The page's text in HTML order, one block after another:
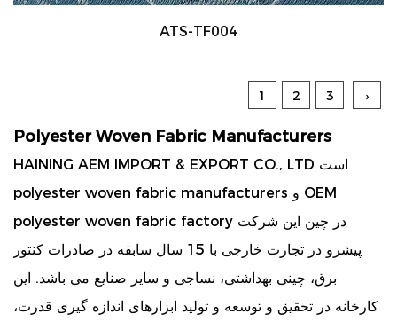
ATS-TF004
1 2 3 ›
Polyester Woven Fabric Manufacturers
HAINING AEM IMPORT & EXPORT CO., LTD است
polyester woven fabric manufacturers
OEM
polyester woven fabric factory
پیشرو در تجارت خارجی با 15 سال سابقه در صادرات کنتور
برق، چینی بهداشتی، نساجی و سایر صنایع می باشد. این
کارخانه در تحقیق و توسعه و تولید ابزارهای اندازه گیری قدرت،